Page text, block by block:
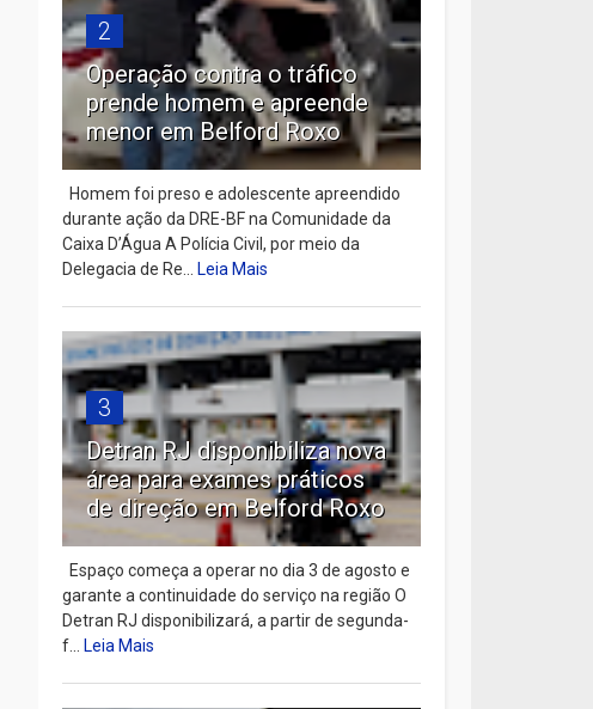
2
Operação contra o tráfico
prende homem e apreende
menor em Belford Roxo
Homem foi preso e adolescente apreendido
durante ação da DRE-BF na Comunidade da
Caixa D’Água A Polícia Civil, por meio da
Delegacia de Re...Leia Mais
3
Detran RJ disponibiliza nova
área para exames práticos
de direção em Belford Roxo
Espaço começa a operar no dia 3 de agosto e
garante a continuidade do serviço na região O
Detran RJ disponibilizará, a partir de segunda-
f...Leia Mais